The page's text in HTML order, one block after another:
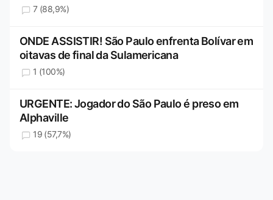
7 (88,9%)
ONDE ASSISTIR! São Paulo enfrenta Bolívar em
oitavas de final da Sulamericana
1 (100%)
URGENTE: Jogador do São Paulo é preso em
Alphaville
19 (57,7%)